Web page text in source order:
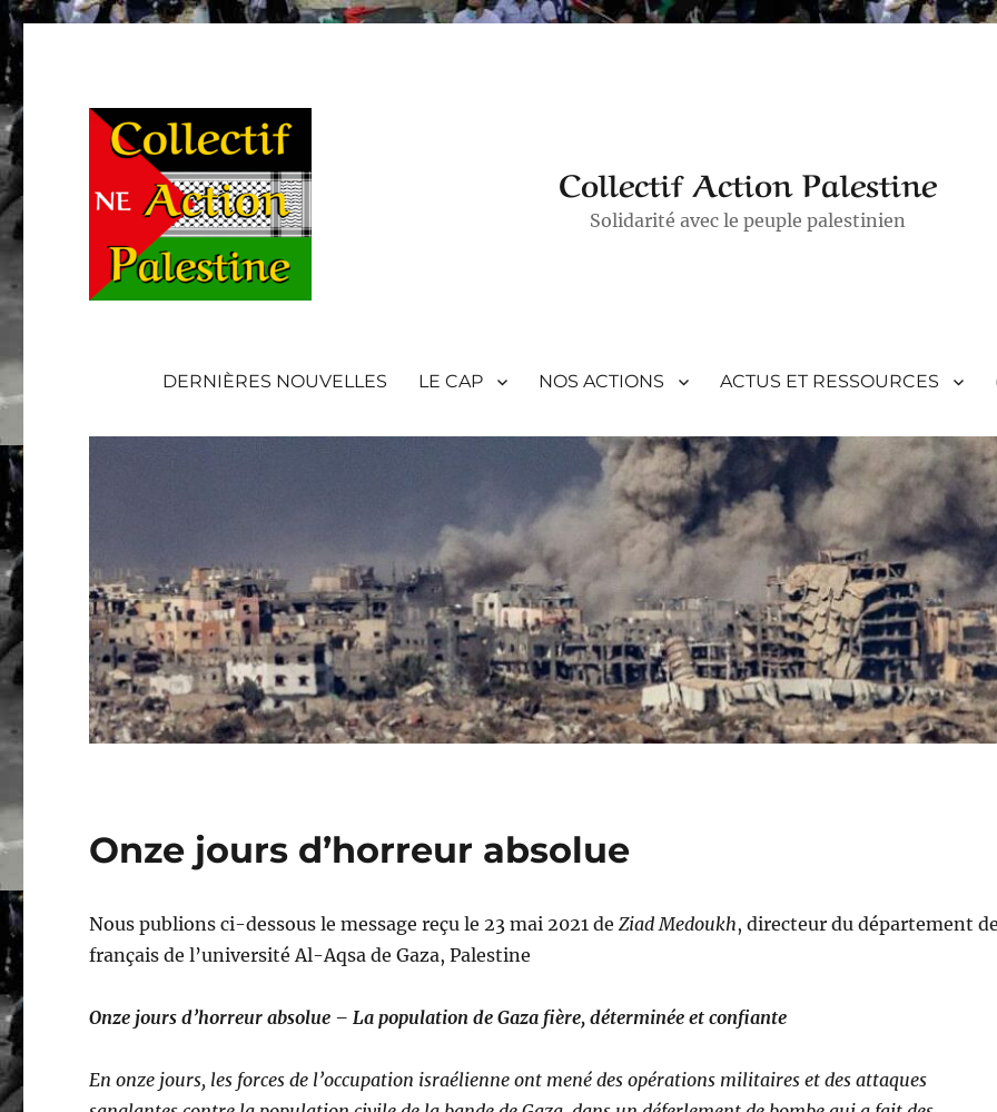
Collectif Action Palestine
Solidarité avec le peuple palestinien
DERNIÈRES NOUVELLES LE CAP NOS ACTIONS ACTUS ET RESSOURCES
Onze jours d’horreur absolue
Nous publions ci-dessous le message reçu le 23 mai 2021 deZiad Medoukh, directeur du département
français de l’université Al-Aqsa de Gaza, Palestine
Onze jours d’horreur absolue – La population de Gaza fière, déterminée et confiante
En onze jours, les forces de l’occupation israélienne ont mené des opérations militaires et des attaques